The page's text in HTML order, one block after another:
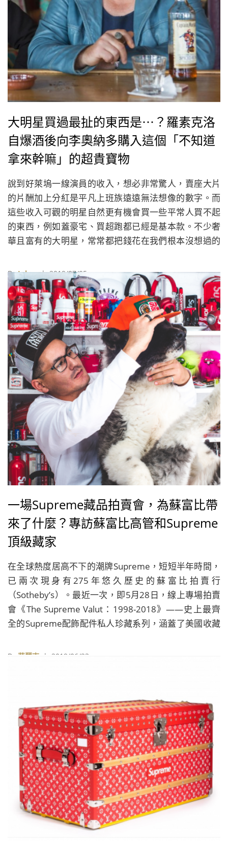
大明星買過最扯的東西是⋯？羅素克洛
自爆酒後向李奧納多購入這個「不知道
拿來幹嘛」的超貴寶物
說到好萊塢一線演員的收入，想必非常驚人，賣座大片
的片酬加上分紅是平凡上班族遠遠無法想像的數字。而
這些收入可觀的明星自然更有機會買一些平常人買不起
的東西，例如蓋豪宅、買超跑都已經是基本款。不少奢
華且富有的大明星，常常都把錢花在我們根本沒想過的
ByJuksy| 2019/07/05
一場Supreme藏品拍賣會，為蘇富比帶
來了什麼？專訪蘇富比高管和Supreme
頂級藏家
在全球熱度居高不下的潮牌Supreme，短短半年時間，
已兩次現身有275年悠久歷史的蘇富比拍賣行
（Sotheby’s）。最近一次，即5月28日，線上專場拍賣
會《The Supreme Valut：1998-2018》——史上最齊
全的Supreme配飾配件私人珍藏系列，涵蓋了美國收藏
1,300件Supreme商品，最後共計以199.4萬港幣成交。
By 華麗志 | 2019/06/23